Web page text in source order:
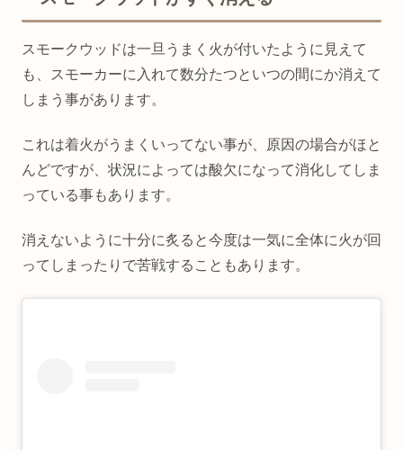
スモークウッドは一旦うまく火が付いたように見えて
も、スモーカーに入れて数分たつといつの間にか消えて
しまう事があります。
これは着火がうまくいってない事が、原因の場合がほと
んどですが、状況によっては酸欠になって消化してしま
っている事もあります。
消えないように十分に炙ると今度は一気に全体に火が回
ってしまったりで苦戦することもあります。